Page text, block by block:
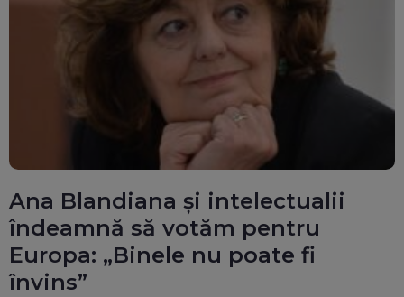
Ana Blandiana și intelectualii
îndeamnă să votăm pentru
Europa: „Binele nu poate fi
învins”